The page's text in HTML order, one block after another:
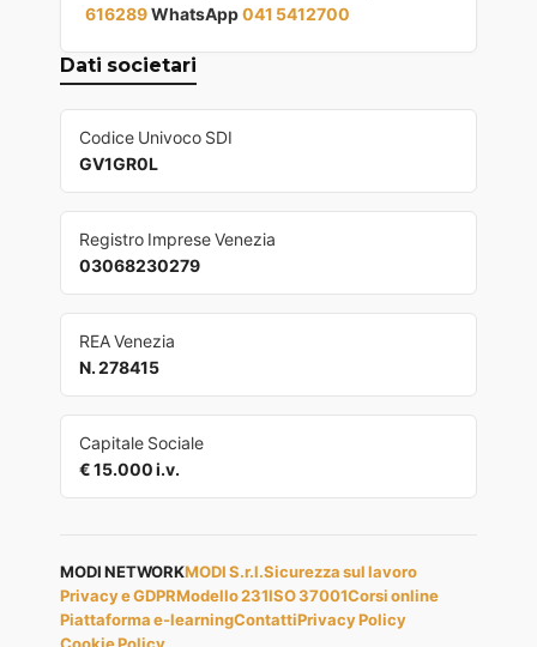
616289WhatsApp041 5412700
Dati societari
Codice Univoco SDI
GV1GR0L
Registro Imprese Venezia
03068230279
REA Venezia
N. 278415
Capitale Sociale
€ 15.000 i.v.
MODI NETWORKMODI S.r.l.Sicurezza sul lavoro
Privacy e GDPRModello 231ISO 37001Corsi online
Piattaforma e-learningContattiPrivacy Policy